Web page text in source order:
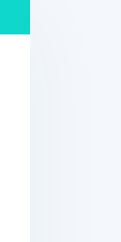
ради
эффекта. Его
называются